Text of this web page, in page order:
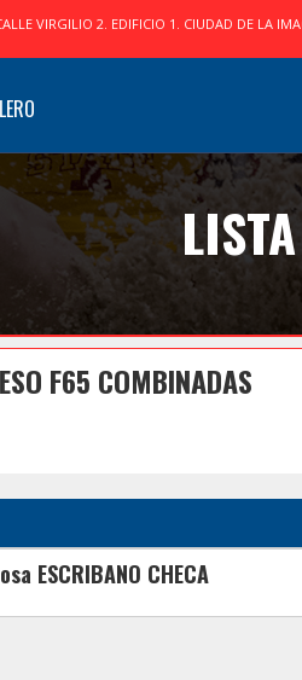
VIRGILIO 2. EDIFICIO 1. CIUDAD DE LA
F65 COMBINADAS
ESCRIBANO CHECA